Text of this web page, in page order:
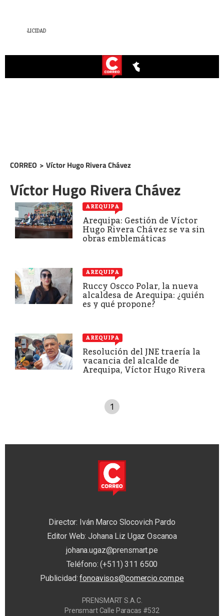
CORREO > Víctor Hugo Rivera Chávez
Víctor Hugo Rivera Chávez
AREQUIPA
Arequipa: Gestión de Víctor
Hugo Rivera Chávez se va sin
obras emblemáticas
AREQUIPA
Ruccy Oscco Polar, la nueva
alcaldesa de Arequipa: ¿quién
es y qué propone?
AREQUIPA
Resolución del JNE traería la
vacancia del alcalde de
Arequipa, Víctor Hugo Rivera
1
Director: Iván Marco Slocovich Pardo
Editor Web: Johana Liz Ugaz Oscanoa
johana.ugaz@prensmart.pe
Teléfono: (+511) 311 6500
Publicidad:fonoavisos@comercio.com.pe
PRENSMART S.A.C.
Prensmart Calle Paracas #532